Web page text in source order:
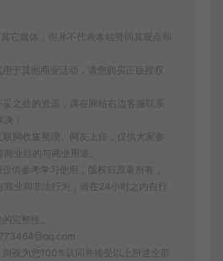
它媒体，但并不代表本站赞同其观点和
于其他商业活动，请您购买正版授权
之处的资源，请在网站右边客服联系
！
网收集整理、网友上传，仅供大家参
业目的与商业用途。
供参考学习使用，版权归原著所有，
业和非法行为，请在24小时之内自行
完整性。
视为您100%认同并接受以上所述全部